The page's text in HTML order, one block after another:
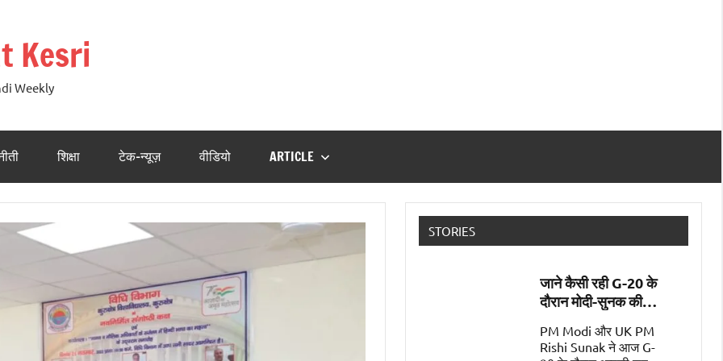
Kesri
Weekly
शिक्षा टेक-न्यूज़ वीडियो ARTICLE
STORIES
जाने कैसी रही G-20 के
दौरान मोदी-सुनक की
पहली मुलाक़ात
PM Modi और UK PM
Rishi Sunak ने आज G-